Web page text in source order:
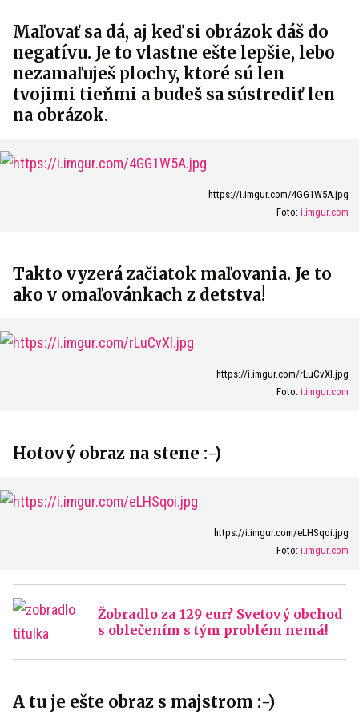
Maľovať sa dá, aj keď si obrázok dáš do
negatívu. Je to vlastne ešte lepšie, lebo
nezamaľuješ plochy, ktoré sú len
tvojimi tieňmi a budeš sa sústrediť len
na obrázok.
https://i.imgur.com/4GG1W5A.jpg
Foto: i.imgur.com
Takto vyzerá začiatok maľovania. Je to
ako v omaľovánkach z detstva!
https://i.imgur.com/rLuCvXl.jpg
Foto: i.imgur.com
Hotový obraz na stene :-)
https://i.imgur.com/eLHSqoi.jpg
Foto: i.imgur.com
Žobradlo za 129 eur? Svetový obchod
s oblečením s tým problém nemá!
A tu je ešte obraz s majstrom :-)